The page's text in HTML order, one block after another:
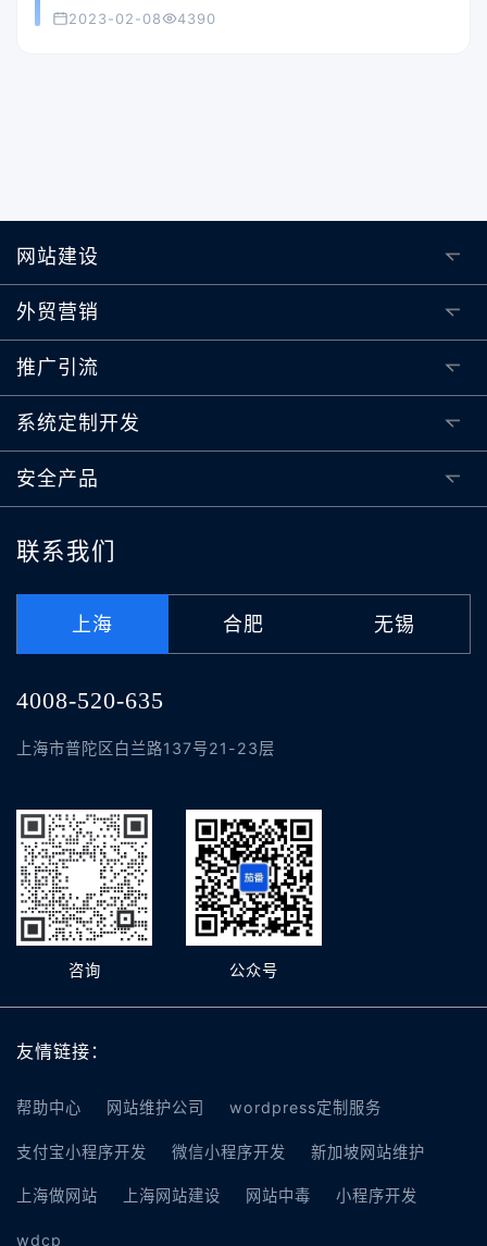
钮
2023-02-08 4390
网站建设
外贸营销
推广引流
系统定制开发
安全产品
联系我们
上海 合肥 无锡
4008-520-635
上海市普陀区白兰路137号21-23层
咨询 公众号
友情链接：
帮助中心 网站维护公司 wordpress定制服务
支付宝小程序开发 微信小程序开发 新加坡网站维护
上海做网站 上海网站建设 网站中毒 小程序开发
wdcp